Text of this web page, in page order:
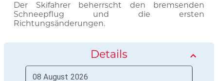
Der Skifahrer beherrscht den bremsenden
Schneepflug und die ersten
Richtungsänderungen.
Details